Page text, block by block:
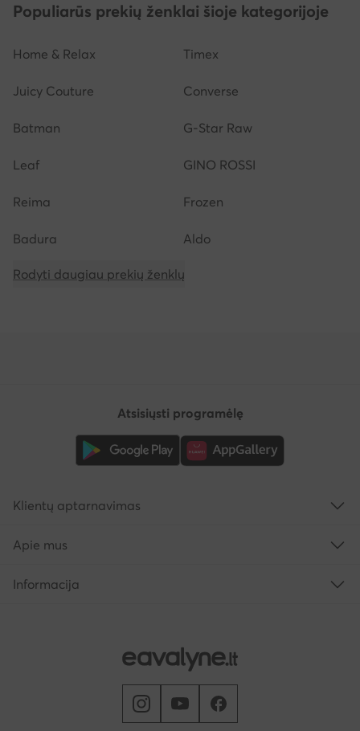
Populiarūs prekių ženklai šioje kategorijoje
Home & Relax Timex
Juicy Couture Converse
Batman G-Star Raw
Leaf GINO ROSSI
Reima Frozen
Badura Aldo
Rodyti daugiau prekių ženklų
Atsisiųsti programėlę
Klientų aptarnavimas
Apie mus
Informacija